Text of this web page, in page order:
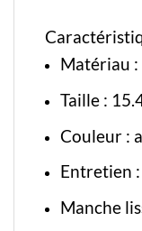
Matériau
Taille :
Couleur :
Entretien
Manche